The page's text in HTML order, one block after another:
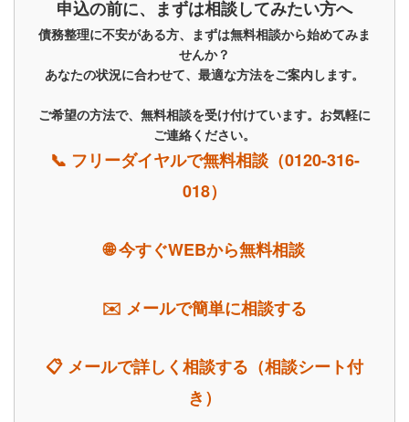
申込の前に、まずは相談してみたい方へ
債務整理に不安がある方、まずは無料相談から始めてみま
せんか？
あなたの状況に合わせて、最適な方法をご案内します。
ご希望の方法で、無料相談を受け付けています。お気軽に
ご連絡ください。
📞 フリーダイヤルで無料相談（0120-316-
018）
🌐 今すぐWEBから無料相談
✉️ メールで簡単に相談する
📋 メールで詳しく相談する（相談シート付
き）